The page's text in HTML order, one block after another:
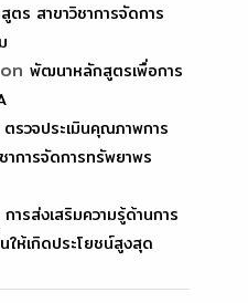
ร สาขาวิชาการจัดการ
on พัฒนาหลักสูตรเพื่อการ
ตรวจประเมินคุณภาพการ
การจัดการทรัพยาพร
การส่งเสริมความรู้ด้านการ
ให้เกิดประโยชน์สูงสุด